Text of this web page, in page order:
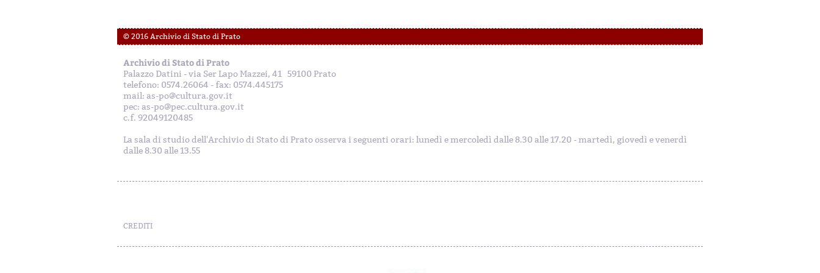
© 2016 Archivio di Stato di Prato
Archivio di Stato di Prato
Palazzo Datini - via Ser Lapo Mazzei, 41 59100 Prato
telefono: 0574.26064 - fax: 0574.445175
mail: as-po@cultura.gov.it
pec: as-po@pec.cultura.gov.it
c.f. 92049120485
La sala di studio dell'Archivio di Stato di Prato osserva i seguenti orari: lunedì e mercoledì dalle 8.30 alle 17.20 - martedì, giovedì e venerdì
dalle 8.30 alle 13.55
CREDITI